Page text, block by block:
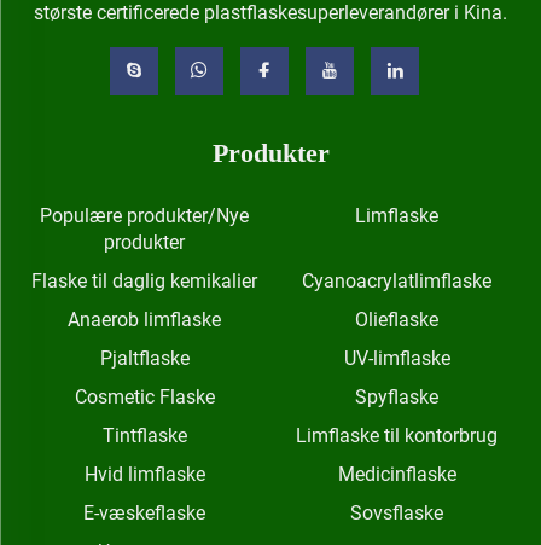
største certificerede plastflaskesuperleverandører i Kina.
Produkter
Populære produkter/Nye
produkter
Limflaske
Flaske til daglig kemikalier
Cyanoacrylatlimflaske
Anaerob limflaske
Olieflaske
Pjaltflaske
UV-limflaske
Cosmetic Flaske
Spyflaske
Tintflaske
Limflaske til kontorbrug
Hvid limflaske
Medicinflaske
E-væskeflaske
Sovsflaske